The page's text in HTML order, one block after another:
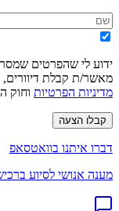
ידוע לי שהפרטים
מאשר/ת קבלת דיוורים,
מדיניות הפרטיות וחוק
קבלו הצעה
דברו איתנו בוואטסאפ
מענה אנושי לסיוע